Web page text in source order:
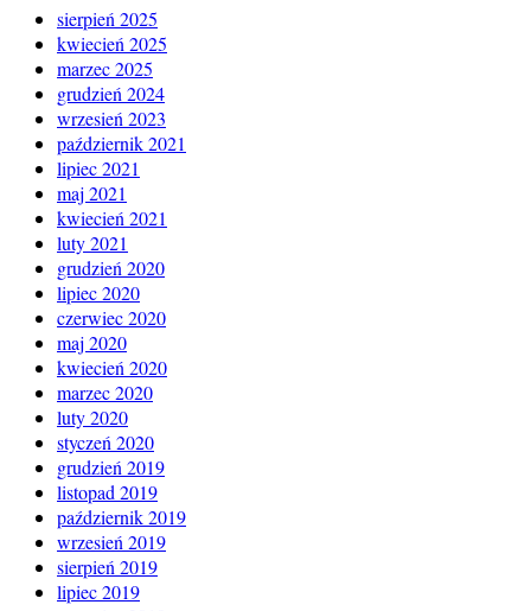
sierpień 2025
kwiecień 2025
marzec 2025
grudzień 2024
wrzesień 2023
październik 2021
lipiec 2021
maj 2021
kwiecień 2021
luty 2021
grudzień 2020
lipiec 2020
czerwiec 2020
maj 2020
kwiecień 2020
marzec 2020
luty 2020
styczeń 2020
grudzień 2019
listopad 2019
październik 2019
wrzesień 2019
sierpień 2019
lipiec 2019